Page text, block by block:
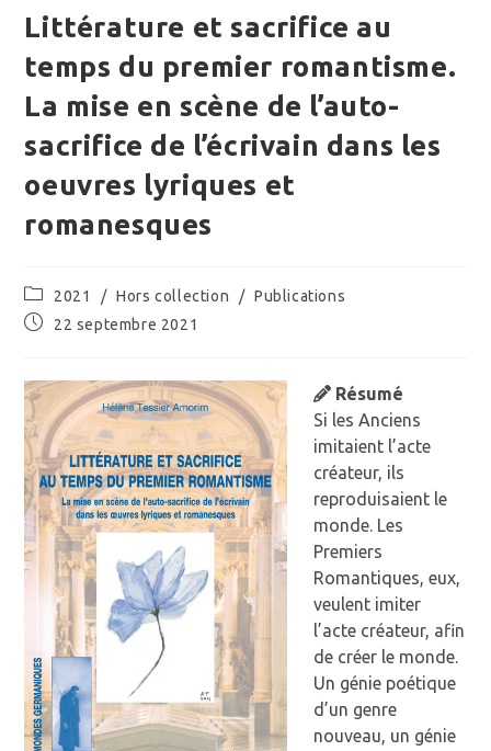
Littérature et sacrifice au
temps du premier romantisme.
La mise en scène de l’auto-
sacrifice de l’écrivain dans les
oeuvres lyriques et
romanesques
Post
category:
2021 / Hors collection / Publications
Publication
22 septembre 2021
Résumé
Si les Anciens
imitaient l’acte
créateur, ils
reproduisaient le
monde. Les
Premiers
Romantiques, eux,
veulent imiter
l’acte créateur, afin
de créer le monde.
Un génie poétique
d’un genre
nouveau, un génie